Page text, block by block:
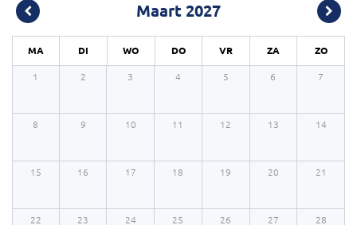
MA DI WO DO VR ZA ZO
Maart 2027
1 2 3 4 5 6 7
8 9 10 11 12 13 14
15 16 17 18 19 20 21
22 23 24 25 26 27 28